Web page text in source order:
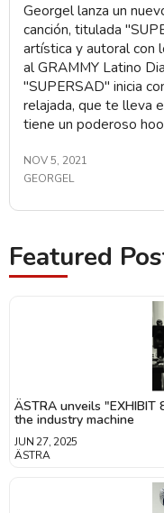
Georgel lanza un
canción, titulada
artística y autoral con
al GRAMMY Latino
"SUPERSAD" inicia
relajada, que te lleva
tiene un poderoso
NOV 5, 2021
GEORGEL
Featured
ÄSTRA unveils
the industry machine
JUN 27, 2025
ÄSTRA